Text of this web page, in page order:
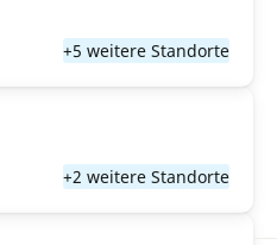
+5 weitere Standorte
+2 weitere Standorte